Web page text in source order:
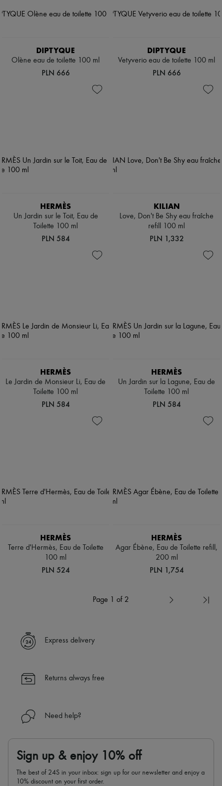
DIPTYQUE
Olène eau de toilette 100 ml
PLN 666
DIPTYQUE
Vetyverio eau de toilette 100 ml
PLN 666
HERMÈS
Un Jardin sur le Toit, Eau de
Toilette 100 ml
PLN 584
KILIAN
Love, Don't Be Shy eau fraîche
refill 100 ml
PLN 1,332
HERMÈS
Le Jardin de Monsieur Li, Eau de
Toilette 100 ml
PLN 584
HERMÈS
Un Jardin sur la Lagune, Eau de
Toilette 100 ml
PLN 584
HERMÈS
Terre d'Hermès, Eau de Toilette
100 ml
PLN 524
HERMÈS
Agar Ébène, Eau de Toilette refill,
200 ml
PLN 1,754
Page 1 of 2
Express delivery
Returns always free
Need help?
Sign up & enjoy 10% off
The best of 24S in your inbox: sign up for our newsletter and enjoy a
10% discount on your first order.